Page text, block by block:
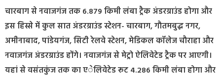
चारबाग से नवाजगंज तक 6.879 किमी लंबा ट्रैक अंडरग्राउंड होगा और
इस हिस्से में कुल सात अंडरग्राउंड स्टेशन- चारबाग, गौतमबुद्ध नगर,
अमीनाबाद, पांडेयगंज, सिटी रेलवे स्टेशन, मेडिकल कॉलेज चौराहा और
नवाजगंज अंडरग्राउंड होंगे। नवाजगंज से मेट्रो ऐलिवेटेड ट्रैक पर आएगी।
यहां से वसंतकुंज तक का एेलिवेटेड रूट 4.286 किमी लंबा होगा और